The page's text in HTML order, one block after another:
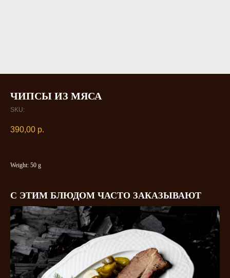
ЧИПСЫ ИЗ МЯСА
SKU:
390,00 р.
Weight: 50 g
С ЭТИМ БЛЮДОМ ЧАСТО ЗАКАЗЫВАЮТ